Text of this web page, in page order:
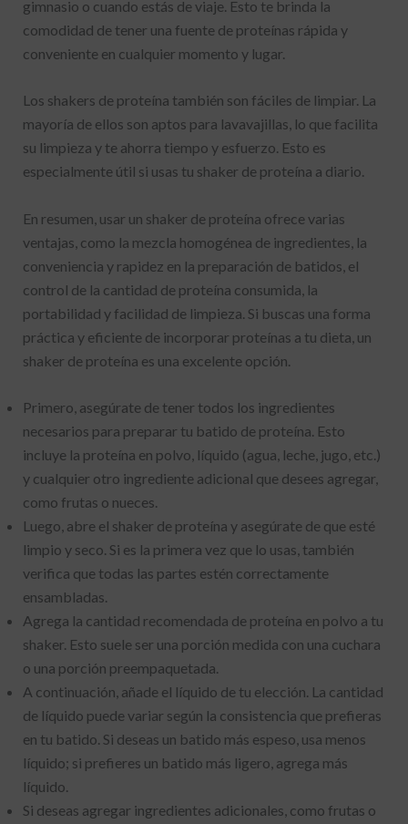
gimnasio o cuando estás de viaje. Esto te brinda la
comodidad de tener una fuente de proteínas rápida y
conveniente en cualquier momento y lugar.
Los shakers de proteína también son fáciles de limpiar. La
mayoría de ellos son aptos para lavavajillas, lo que facilita
su limpieza y te ahorra tiempo y esfuerzo. Esto es
especialmente útil si usas tu shaker de proteína a diario.
En resumen, usar un shaker de proteína ofrece varias
ventajas, como la mezcla homogénea de ingredientes, la
conveniencia y rapidez en la preparación de batidos, el
control de la cantidad de proteína consumida, la
portabilidad y facilidad de limpieza. Si buscas una forma
práctica y eficiente de incorporar proteínas a tu dieta, un
shaker de proteína es una excelente opción.
Primero, asegúrate de tener todos los ingredientes
necesarios para preparar tu batido de proteína. Esto
incluye la proteína en polvo, líquido (agua, leche, jugo, etc.)
y cualquier otro ingrediente adicional que desees agregar,
como frutas o nueces.
Luego, abre el shaker de proteína y asegúrate de que esté
limpio y seco. Si es la primera vez que lo usas, también
verifica que todas las partes estén correctamente
ensambladas.
Agrega la cantidad recomendada de proteína en polvo a tu
shaker. Esto suele ser una porción medida con una cuchara
o una porción preempaquetada.
A continuación, añade el líquido de tu elección. La cantidad
de líquido puede variar según la consistencia que prefieras
en tu batido. Si deseas un batido más espeso, usa menos
líquido; si prefieres un batido más ligero, agrega más
líquido.
Si deseas agregar ingredientes adicionales, como frutas o